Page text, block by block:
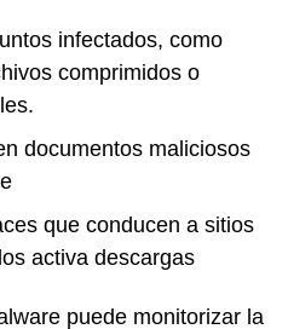
infectados, como
comprimidos o
documentos maliciosos
que conducen a sitios
activa descargas
puede monitorizar la